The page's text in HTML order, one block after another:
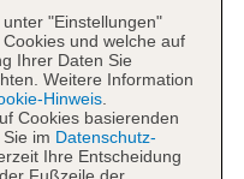
"Einstellungen"
und welche auf
Ihrer Daten Sie
Weitere Information
Hinweis.
Cookies basierenden
im Datenschutz-
Ihre Entscheidung